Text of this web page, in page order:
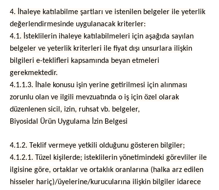
4. İhaleye katılabilme şartları ve istenilen belgeler ile yeterlik
değerlendirmesinde uygulanacak kriterler:
4.1. İsteklilerin ihaleye katılabilmeleri için aşağıda sayılan
belgeler ve yeterlik kriterleri ile fiyat dışı unsurlara ilişkin
bilgileri e-teklifleri kapsamında beyan etmeleri
gerekmektedir.
4.1.1.3. İhale konusu işin yerine getirilmesi için alınması
zorunlu olan ve ilgili mevzuatında o iş için özel olarak
düzenlenen sicil, izin, ruhsat vb. belgeler,
Biyosidal Ürün Uygulama İzin Belgesi
4.1.2. Teklif vermeye yetkili olduğunu gösteren bilgiler;
4.1.2.1. Tüzel kişilerde; isteklilerin yönetimindeki görevliler ile
ilgisine göre, ortaklar ve ortaklık oranlarına (halka arz edilen
hisseler hariç)/üyelerine/kurucularına ilişkin bilgiler idarece